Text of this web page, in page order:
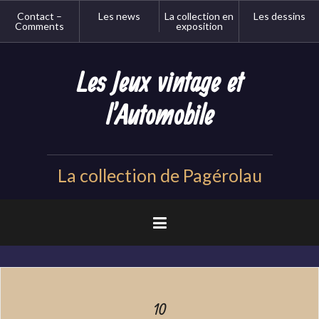
Contact –
Comments
Les news
La collection en
exposition
Les dessins
Les Jeux vintage et
l'Automobile
La collection de Pagérolau
10